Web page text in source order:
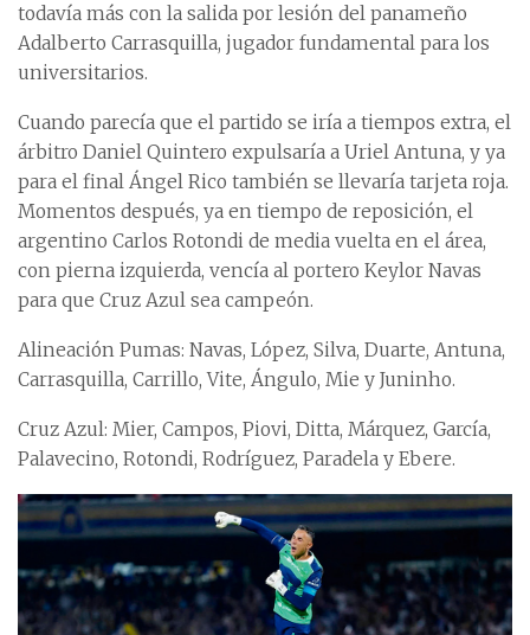
todavía más con la salida por lesión del panameño
Adalberto Carrasquilla, jugador fundamental para los
universitarios.
Cuando parecía que el partido se iría a tiempos extra, el
árbitro Daniel Quintero expulsaría a Uriel Antuna, y ya
para el final Ángel Rico también se llevaría tarjeta roja.
Momentos después, ya en tiempo de reposición, el
argentino Carlos Rotondi de media vuelta en el área,
con pierna izquierda, vencía al portero Keylor Navas
para que Cruz Azul sea campeón.
Alineación Pumas: Navas, López, Silva, Duarte, Antuna,
Carrasquilla, Carrillo, Vite, Ángulo, Mie y Juninho.
Cruz Azul: Mier, Campos, Piovi, Ditta, Márquez, García,
Palavecino, Rotondi, Rodríguez, Paradela y Ebere.